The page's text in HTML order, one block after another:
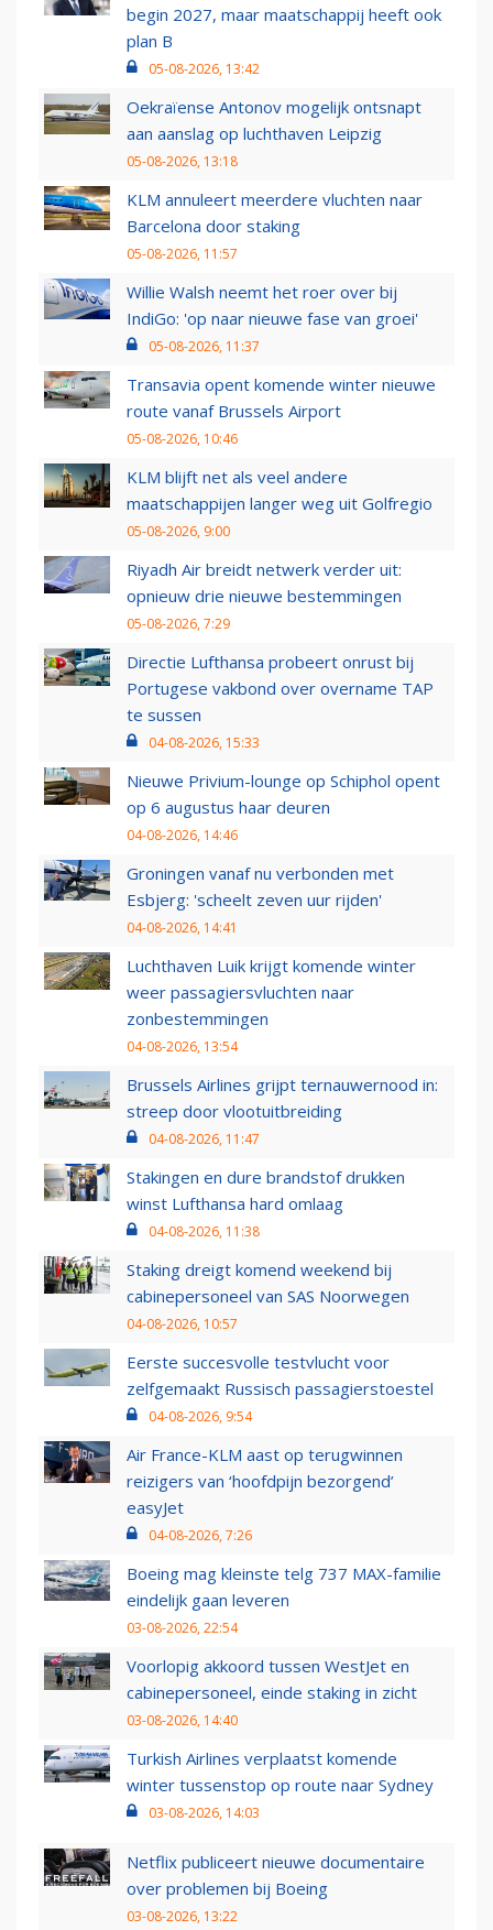
begin 2027, maar maatschappij heeft ook
plan B
05-08-2026, 13:42
Oekraïense Antonov mogelijk ontsnapt
aan aanslag op luchthaven Leipzig
05-08-2026, 13:18
KLM annuleert meerdere vluchten naar
Barcelona door staking
05-08-2026, 11:57
Willie Walsh neemt het roer over bij
IndiGo: 'op naar nieuwe fase van groei'
05-08-2026, 11:37
Transavia opent komende winter nieuwe
route vanaf Brussels Airport
05-08-2026, 10:46
KLM blijft net als veel andere
maatschappijen langer weg uit Golfregio
05-08-2026, 9:00
Riyadh Air breidt netwerk verder uit:
opnieuw drie nieuwe bestemmingen
05-08-2026, 7:29
Directie Lufthansa probeert onrust bij
Portugese vakbond over overname TAP
te sussen
04-08-2026, 15:33
Nieuwe Privium-lounge op Schiphol opent
op 6 augustus haar deuren
04-08-2026, 14:46
Groningen vanaf nu verbonden met
Esbjerg: 'scheelt zeven uur rijden'
04-08-2026, 14:41
Luchthaven Luik krijgt komende winter
weer passagiersvluchten naar
zonbestemmingen
04-08-2026, 13:54
Brussels Airlines grijpt ternauwernood in:
streep door vlootuitbreiding
04-08-2026, 11:47
Stakingen en dure brandstof drukken
winst Lufthansa hard omlaag
04-08-2026, 11:38
Staking dreigt komend weekend bij
cabinepersoneel van SAS Noorwegen
04-08-2026, 10:57
Eerste succesvolle testvlucht voor
zelfgemaakt Russisch passagierstoestel
04-08-2026, 9:54
Air France-KLM aast op terugwinnen
reizigers van ‘hoofdpijn bezorgend’
easyJet
04-08-2026, 7:26
Boeing mag kleinste telg 737 MAX-familie
eindelijk gaan leveren
03-08-2026, 22:54
Voorlopig akkoord tussen WestJet en
cabinepersoneel, einde staking in zicht
03-08-2026, 14:40
Turkish Airlines verplaatst komende
winter tussenstop op route naar Sydney
03-08-2026, 14:03
Netflix publiceert nieuwe documentaire
over problemen bij Boeing
03-08-2026, 13:22